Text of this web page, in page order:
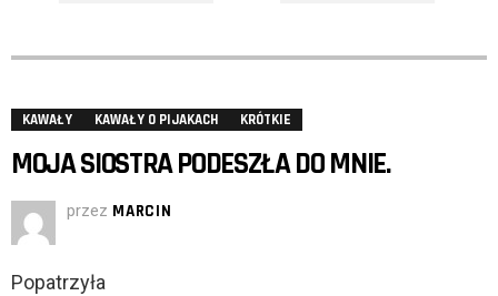
KAWAŁY KAWAŁY O PIJAKACH KRÓTKIE
MOJA SIOSTRA PODESZŁA DO MNIE.
przez MARCIN
Popatrzyła